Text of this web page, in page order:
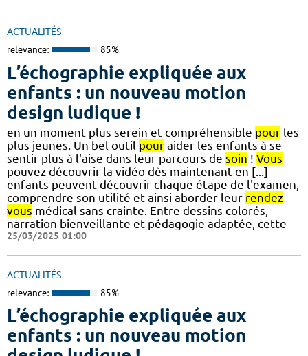
ACTUALITÉS
relevance: 85%
L’échographie expliquée aux
enfants : un nouveau motion
design ludique !
en un moment plus serein et compréhensible pour les
plus jeunes. Un bel outil pour aider les enfants à se
sentir plus à l'aise dans leur parcours de soin ! Vous
pouvez découvrir la vidéo dès maintenant en [...]
enfants peuvent découvrir chaque étape de l'examen,
comprendre son utilité et ainsi aborder leur rendez-
vous médical sans crainte. Entre dessins colorés,
narration bienveillante et pédagogie adaptée, cette
25/03/2025 01:00
ACTUALITÉS
relevance: 85%
L’échographie expliquée aux
enfants : un nouveau motion